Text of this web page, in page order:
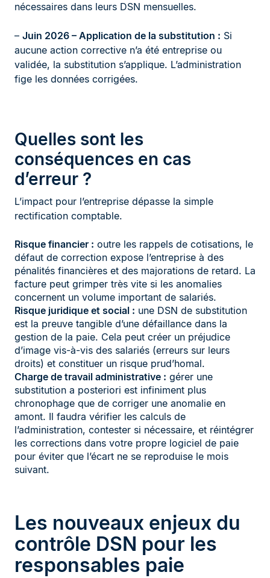
nécessaires dans leurs DSN mensuelles.
– Juin 2026 – Application de la substitution : Si
aucune action corrective n’a été entreprise ou
validée, la substitution s’applique. L’administration
fige les données corrigées.
Quelles sont les
conséquences en cas
d’erreur ?
L’impact pour l’entreprise dépasse la simple
rectification comptable.
Risque financier : outre les rappels de cotisations, le
défaut de correction expose l’entreprise à des
pénalités financières et des majorations de retard. La
facture peut grimper très vite si les anomalies
concernent un volume important de salariés.
Risque juridique et social : une DSN de substitution
est la preuve tangible d’une défaillance dans la
gestion de la paie. Cela peut créer un préjudice
d’image vis-à-vis des salariés (erreurs sur leurs
droits) et constituer un risque prud’homal.
Charge de travail administrative : gérer une
substitution a posteriori est infiniment plus
chronophage que de corriger une anomalie en
amont. Il faudra vérifier les calculs de
l’administration, contester si nécessaire, et réintégrer
les corrections dans votre propre logiciel de paie
pour éviter que l’écart ne se reproduise le mois
suivant.
Les nouveaux enjeux du
contrôle DSN pour les
responsables paie